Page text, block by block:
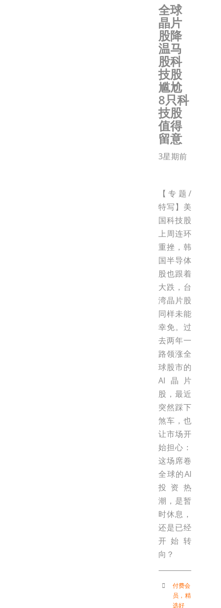
全球
晶片
股降
温马
股科
技股
尴尬
8只科
技股
值得
留意
3星期前
【专题/
特写】美
国科技股
上周连环
重挫，韩
国半导体
股也跟着
大跌，台
湾晶片股
同样未能
幸免。过
去两年一
路领涨全
球股市的
AI晶片
股，最近
突然踩下
煞车，也
让市场开
始担心：
这场席卷
全球的AI
投资热
潮，是暂
时休息，
还是已经
开始转
向？
付费会
员 ， 精
选好